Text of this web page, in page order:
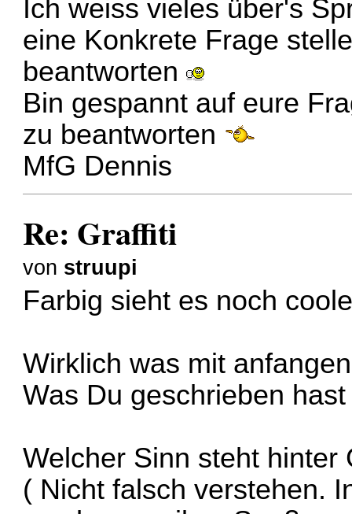
Ich weiss vieles über's
eine Konkrete Frage
beantworten
Bin gespannt auf eure
zu beantworten
MfG Dennis
Re: Graffiti
von struupi
Farbig sieht es noch
Wirklich was mit
Was Du geschrieben
Welcher Sinn steht hinter
( Nicht falsch verstehen.